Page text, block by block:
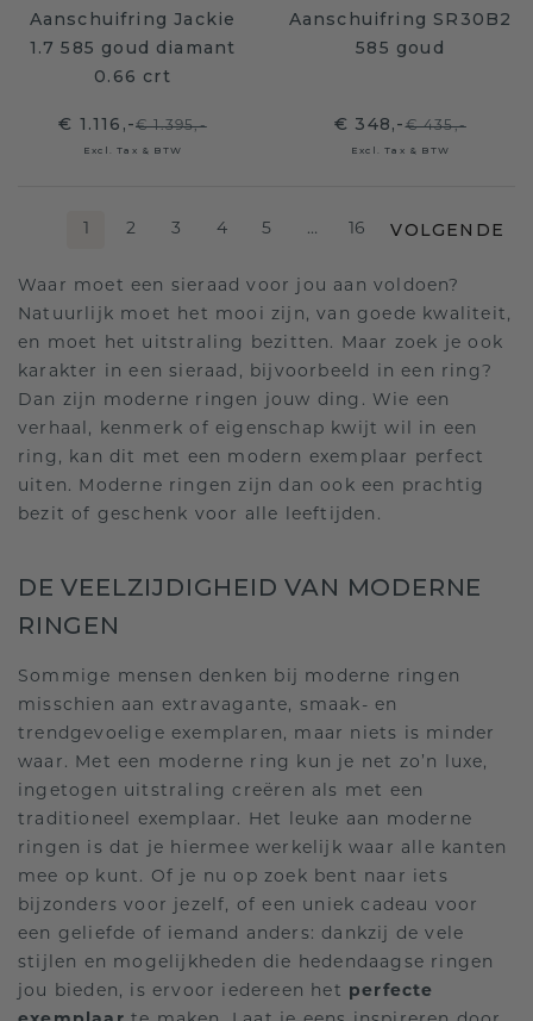
Aanschuifring Jackie
1.7 585 goud diamant
0.66 crt
€ 1.116,-€ 1.395,-
Excl. Tax & BTW
Aanschuifring SR30B2
585 goud
€ 348,-€ 435,-
Excl. Tax & BTW
1 2 3 4 5 … 16 VOLGENDE
Waar moet een sieraad voor jou aan voldoen?
Natuurlijk moet het mooi zijn, van goede kwaliteit,
en moet het uitstraling bezitten. Maar zoek je ook
karakter in een sieraad, bijvoorbeeld in een ring?
Dan zijn moderne ringen jouw ding. Wie een
verhaal, kenmerk of eigenschap kwijt wil in een
ring, kan dit met een modern exemplaar perfect
uiten. Moderne ringen zijn dan ook een prachtig
bezit of geschenk voor alle leeftijden.
DE VEELZIJDIGHEID VAN MODERNE
RINGEN
Sommige mensen denken bij moderne ringen
misschien aan extravagante, smaak- en
trendgevoelige exemplaren, maar niets is minder
waar. Met een moderne ring kun je net zo’n luxe,
ingetogen uitstraling creëren als met een
traditioneel exemplaar. Het leuke aan moderne
ringen is dat je hiermee werkelijk waar alle kanten
mee op kunt. Of je nu op zoek bent naar iets
bijzonders voor jezelf, of een uniek cadeau voor
een geliefde of iemand anders: dankzij de vele
stijlen en mogelijkheden die hedendaagse ringen
jou bieden, is ervoor iedereen het perfecte